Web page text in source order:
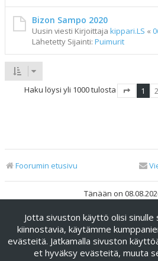
Bizon Sampo 2020
Uusin viesti Kirjoittaja kippari.LS «
Lähetetty Sijainti: Puimurit
Haku löysi yli 1000 tulosta
1 2
Foorumin etusivu
Tänään on
Keskustelufoorumin ohjelmisto
phpBB
Käännös: phpBB Suomi
phpBB Metro Theme by
Jotta sivuston käyttö olisi sinulle
kiinnostavia, käytämme
evästeitä. Jatkamalla sivuston
et hyväksy evästeitä, muuta